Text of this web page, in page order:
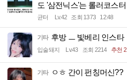
도 '삼전닉스'는 롤러코스터
균터 Lv.42 조회 1373 12:48
기타 후방 ㅡ 빛베리 인스타
입술돼지 Lv.43 조회 2214 추천 2
기타 ㅇㅎ 간이 펀칭머신??